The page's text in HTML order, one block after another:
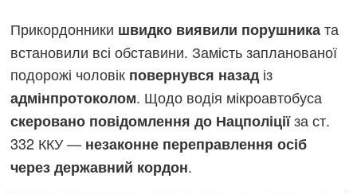
Прикордонники швидко виявили порушниката
встановили всі обставини. Замість запланованої
подорожі чоловік повернувся назад із
адмінпротоколом. Щодо водія мікроавтобуса
скеровано повідомлення до Нацполіціїза ст.
332 ККУ — незаконне переправлення осіб
через державний кордон.